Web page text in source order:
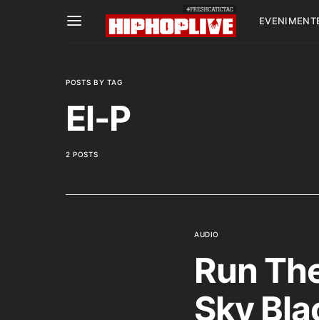
POSTS BY TAG
El-P
2 POSTS
AUDIO
Run
Sky